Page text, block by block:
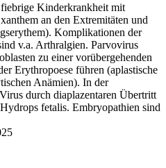
Kinderkrankheit mit
an den Extremitäten und
Komplikationen der
v.a. Arthralgien. Parvovirus
zu einer vorübergehenden
Erythropoese führen (aplastische
Anämien). In der
durch diaplazentaren Übertritt
fetalis. Embryopathien sind